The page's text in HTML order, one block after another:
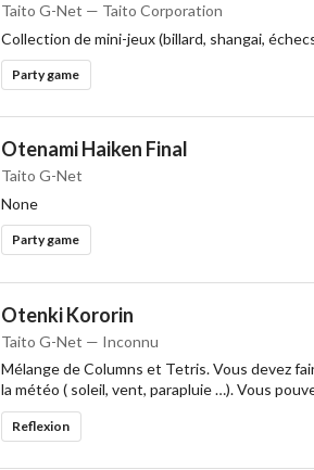
Taito G-Net — Taito Corporation
Collection de mini-jeux (billard, shangai,
Party game
Otenami Haiken Final
Taito G-Net
None
Party game
Otenki Kororin
Taito G-Net — Inconnu
Mélange de Columns et Tetris. Vous devez
la météo ( soleil, vent, parapluie …). Vous
Reflexion